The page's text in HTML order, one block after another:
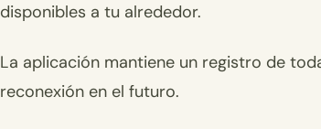
disponibles a tu alrededor.
La aplicación mantiene un registro de
reconexión en el futuro.